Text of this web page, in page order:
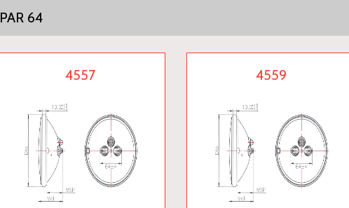
PAR 64
4557 4559